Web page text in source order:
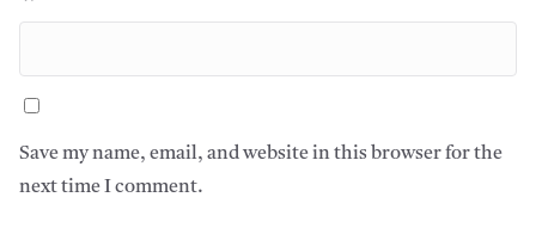
Save my name, email, and website in this browser for the
next time I comment.